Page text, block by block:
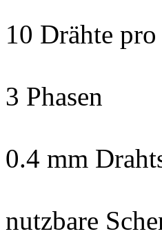
10 Drähte
3 Phasen
0.4 mm
nutzbare